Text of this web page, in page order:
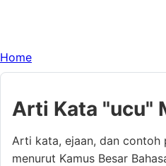
Home
Arti Kata "ucu"
Arti kata, ejaan, dan contoh
menurut Kamus Besar